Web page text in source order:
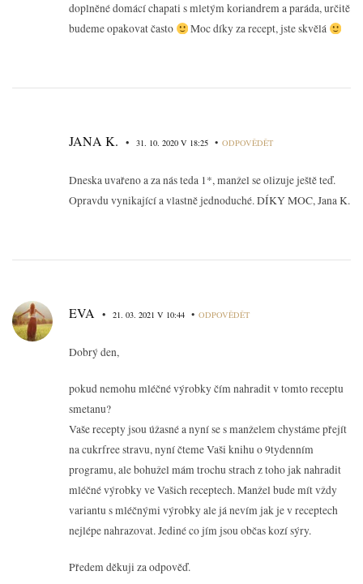
doplněné domácí chapati s mletým koriandrem a paráda, určitě
budeme opakovat často
Moc díky za recept, jste skvělá
JANA K. • 31. 10. 2020 V 18:25 • ODPOVĚDĚT
Dneska uvařeno a za nás teda 1*, manžel se olizuje ještě teď.
Opravdu vynikající a vlastně jednoduché. DÍKY MOC, Jana K.
EVA • 21. 03. 2021 V 10:44 • ODPOVĚDĚT
Dobrý den,
pokud nemohu mléčné výrobky čím nahradit v tomto receptu
smetanu?
Vaše recepty jsou úžasné a nyní se s manželem chystáme přejít
na cukrfree stravu, nyní čteme Vaši knihu o 9tydenním
programu, ale bohužel mám trochu strach z toho jak nahradit
mléčné výrobky ve Vašich receptech. Manžel bude mít vždy
variantu s mléčnými výrobky ale já nevím jak je v receptech
nejlépe nahrazovat. Jediné co jím jsou občas kozí sýry.
Předem děkuji za odpověď.